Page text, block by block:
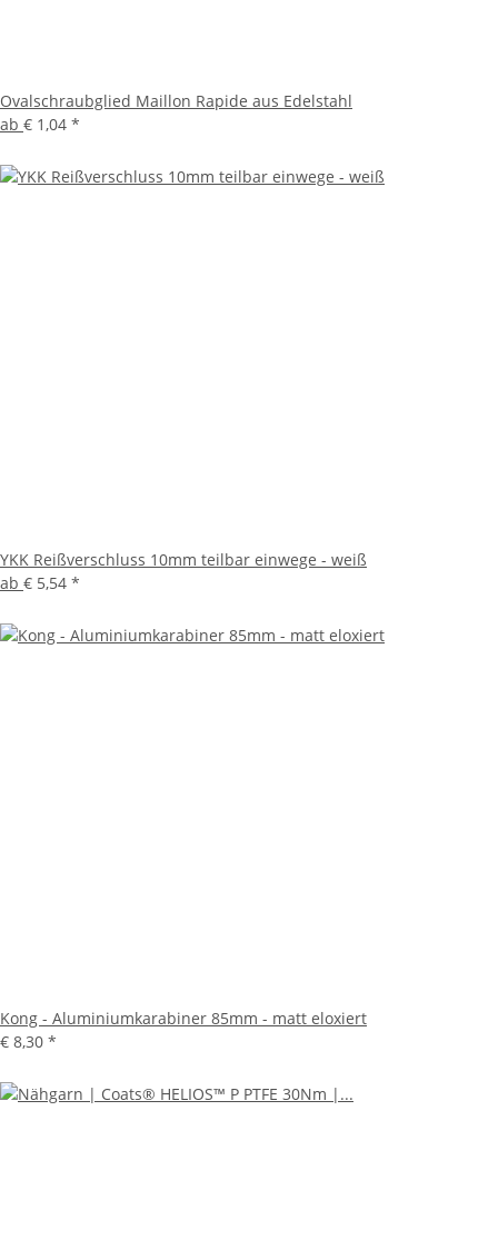
Ovalschraubglied Maillon Rapide aus Edelstahl
ab € 1,04 *
YKK Reißverschluss 10mm teilbar einwege - weiß
ab € 5,54 *
Kong - Aluminiumkarabiner 85mm - matt eloxiert
€ 8,30 *